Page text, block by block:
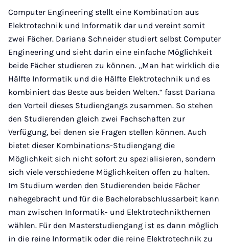
Computer Engineering stellt eine Kombination aus
Elektrotechnik und Informatik dar und vereint somit
zwei Fächer. Dariana Schneider studiert selbst Computer
Engineering und sieht darin eine einfache Möglichkeit
beide Fächer studieren zu können. „Man hat wirklich die
Hälfte Informatik und die Hälfte Elektrotechnik und es
kombiniert das Beste aus beiden Welten.“ fasst Dariana
den Vorteil dieses Studiengangs zusammen. So stehen
den Studierenden gleich zwei Fachschaften zur
Verfügung, bei denen sie Fragen stellen können. Auch
bietet dieser Kombinations-Studiengang die
Möglichkeit sich nicht sofort zu spezialisieren, sondern
sich viele verschiedene Möglichkeiten offen zu halten.
Im Studium werden den Studierenden beide Fächer
nahegebracht und für die Bachelorabschlussarbeit kann
man zwischen Informatik- und Elektrotechnikthemen
wählen. Für den Masterstudiengang ist es dann möglich
in die reine Informatik oder die reine Elektrotechnik zu